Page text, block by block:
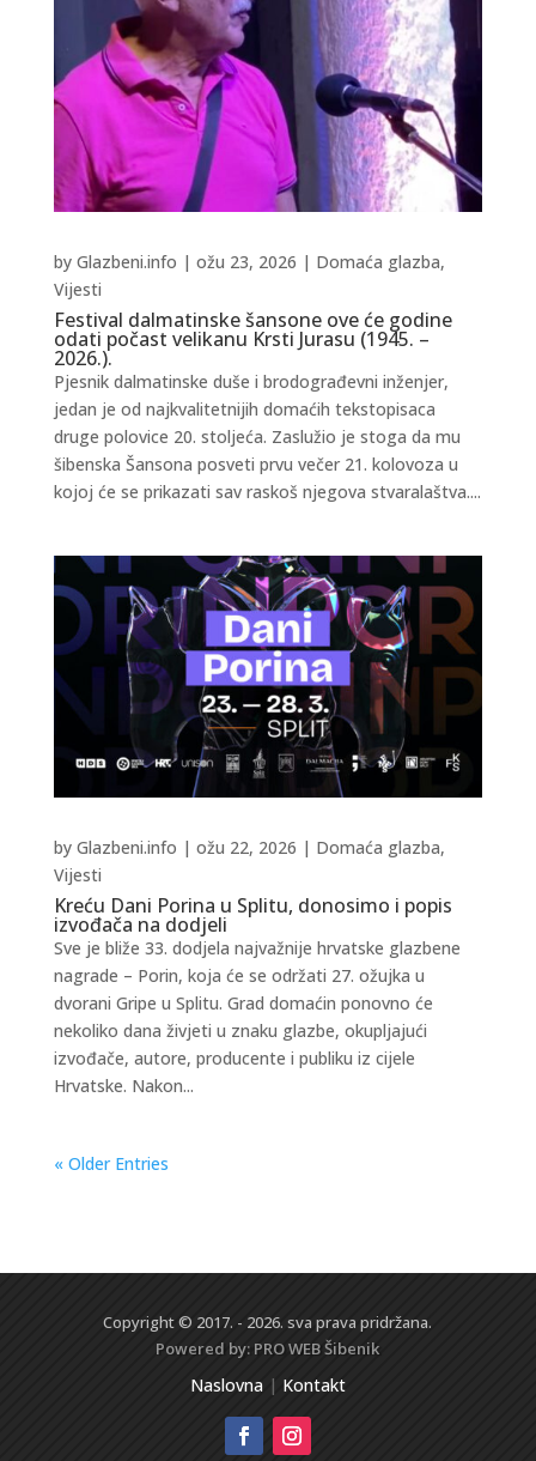
Festival dalmatinske šansone ove će godine
odati počast velikanu Krsti Jurasu (1945. –
2026.).
by Glazbeni.info | ožu 23, 2026 | Domaća glazba,
Vijesti
Pjesnik dalmatinske duše i brodograđevni inženjer,
jedan je od najkvalitetnijih domaćih tekstopisaca
druge polovice 20. stoljeća. Zaslužio je stoga da mu
šibenska Šansona posveti prvu večer 21. kolovoza u
kojoj će se prikazati sav raskoš njegova stvaralaštva....
Kreću Dani Porina u Splitu, donosimo i popis
izvođača na dodjeli
by Glazbeni.info | ožu 22, 2026 | Domaća glazba,
Vijesti
Sve je bliže 33. dodjela najvažnije hrvatske glazbene
nagrade – Porin, koja će se održati 27. ožujka u
dvorani Gripe u Splitu. Grad domaćin ponovno će
nekoliko dana živjeti u znaku glazbe, okupljajući
izvođače, autore, producente i publiku iz cijele
Hrvatske. Nakon...
« Older Entries
Copyright © 2017. - 2026. sva prava pridržana.
Powered by: PRO WEBŠibenik
Naslovna| Kontakt